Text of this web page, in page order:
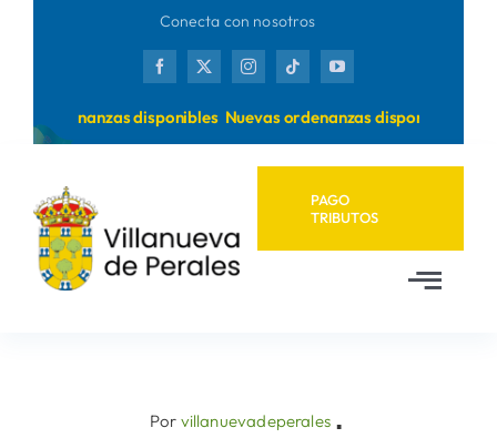
Conecta con nosotros
ordenanzas disponibles Nuevas ordenanzas disponibles
PAGO
TRIBUTOS
AyuntamientoPor villanuevadeperales ▪